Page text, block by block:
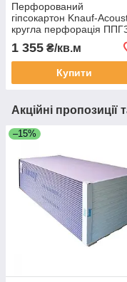
Перфорований
гіпсокартон Knauf-
кругла перфорація
1998*1188*12,5 мм
1 355 ₴/кв.м
Купити
Акційні пропозиції
–15%